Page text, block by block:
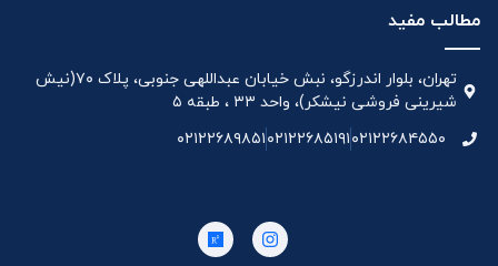
مطالب مفید
تهران، بلوار اندرزگو، نبش خیابان عبداللهی جنوبی، پلاک ۷۰(نیش
شیرینی فروشی نیشکر)، واحد ۳۳ ، طبقه ۵
۰۲۱۲۲۶۸۴۵۵۰۰۲۱۲۲۶۸۵۱۹۱۰۲۱۲۲۶۸۹۸۵۱